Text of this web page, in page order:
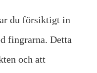
du försiktigt in
fingrarna. Detta
och att